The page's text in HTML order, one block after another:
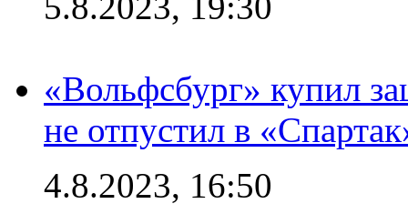
«Вольфсбург» купил
не отпустил в
4.8.2023, 16:50